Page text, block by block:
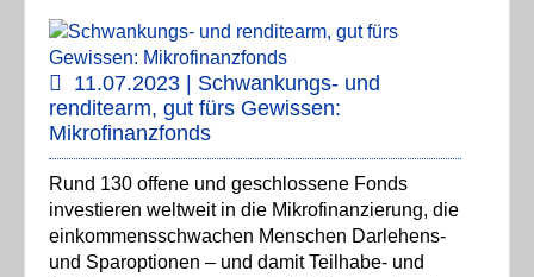
11.07.2023 | Schwankungs- und
renditearm, gut fürs Gewissen:
Mikrofinanzfonds
Rund 130 offene und geschlossene Fonds
investieren weltweit in die Mikrofinanzierung, die
einkommensschwachen Menschen Darlehens-
und Sparoptionen – und damit Teilhabe- und